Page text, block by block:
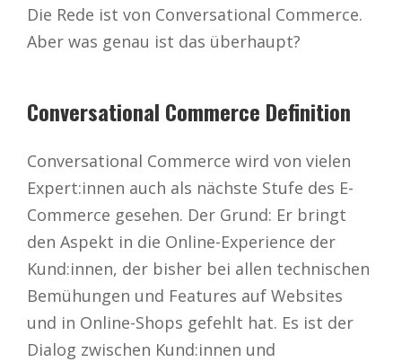
Die Rede ist von Conversational Commerce.
Aber was genau ist das überhaupt?
Conversational Commerce Definition
Conversational Commerce wird von vielen
Expert:innen auch als nächste Stufe des E-
Commerce gesehen. Der Grund: Er bringt
den Aspekt in die Online-Experience der
Kund:innen, der bisher bei allen technischen
Bemühungen und Features auf Websites
und in Online-Shops gefehlt hat. Es ist der
Dialog zwischen Kund:innen und